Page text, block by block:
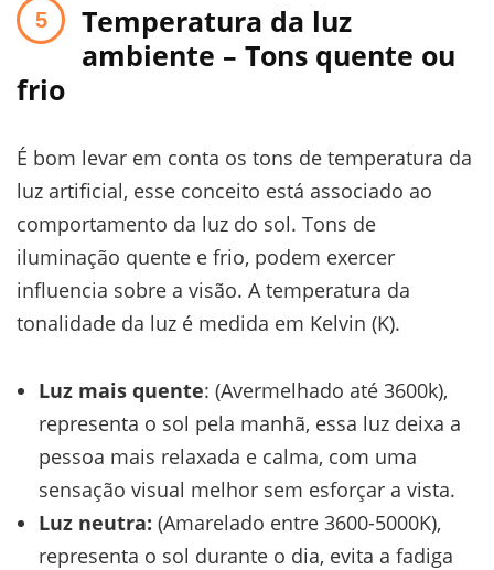
Temperatura da luz
ambiente – Tons quente ou
frio
É bom levar em conta os tons de temperatura da
luz artificial, esse conceito está associado ao
comportamento da luz do sol. Tons de
iluminação quente e frio, podem exercer
influencia sobre a visão. A temperatura da
tonalidade da luz é medida em Kelvin (K).
Luz mais quente: (Avermelhado até 3600k),
representa o sol pela manhã, essa luz deixa a
pessoa mais relaxada e calma, com uma
sensação visual melhor sem esforçar a vista.
Luz neutra: (Amarelado entre 3600-5000K),
representa o sol durante o dia, evita a fadiga